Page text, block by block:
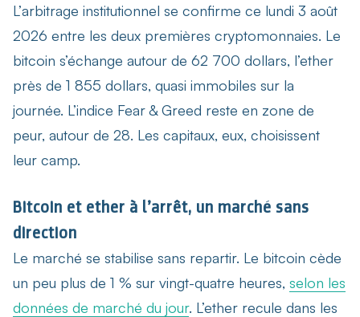
L’arbitrage institutionnel se confirme ce lundi 3 août
2026 entre les deux premières cryptomonnaies. Le
bitcoin s’échange autour de 62 700 dollars, l’ether
près de 1 855 dollars, quasi immobiles sur la
journée. L’indice Fear & Greed reste en zone de
peur, autour de 28. Les capitaux, eux, choisissent
leur camp.
Bitcoin et ether à l’arrêt, un marché sans
direction
Le marché se stabilise sans repartir. Le bitcoin cède
un peu plus de 1 % sur vingt-quatre heures, selon les
données de marché du jour. L’ether recule dans les